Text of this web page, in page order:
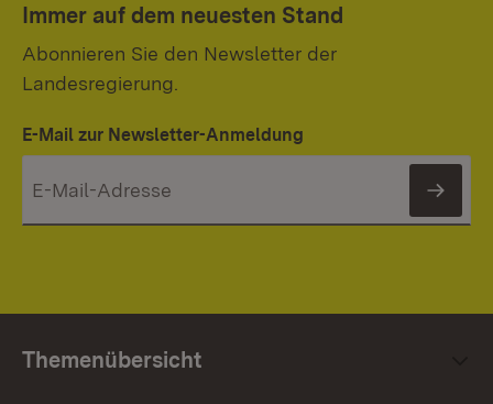
Immer auf dem neuesten Stand
Abonnieren Sie den Newsletter der
Landesregierung.
E-Mail zur Newsletter-Anmeldung
Themenübersicht